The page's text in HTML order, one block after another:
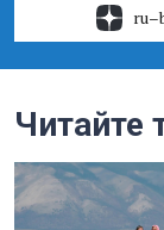
Читайте